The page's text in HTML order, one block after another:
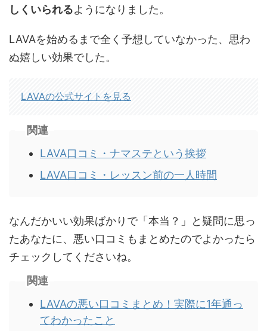
しくいられるようになりました。
LAVAを始めるまで全く予想していなかった、思わ
ぬ嬉しい効果でした。
LAVAの公式サイトを見る
関連
LAVA口コミ・ナマステという挨拶
LAVA口コミ・レッスン前の一人時間
なんだかいい効果ばかりで「本当？」と疑問に思っ
たあなたに、悪い口コミもまとめたのでよかったら
チェックしてくださいね。
関連
LAVAの悪い口コミまとめ！実際に1年通っ
てわかったこと